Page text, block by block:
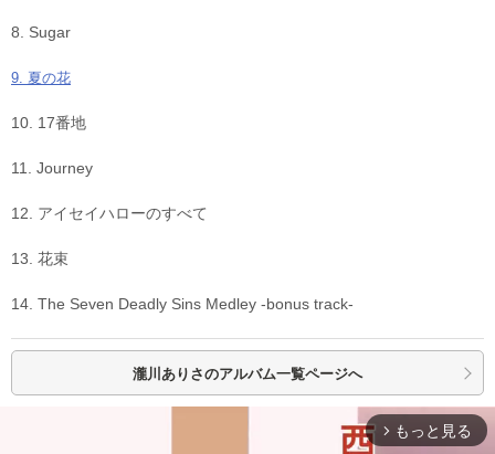
8. Sugar
9. 夏の花
10. 17番地
11. Journey
12. アイセイハローのすべて
13. 花束
14. The Seven Deadly Sins Medley -bonus track-
瀧川ありさのアルバム一覧ページへ
arrow_forward_ios もっと見る